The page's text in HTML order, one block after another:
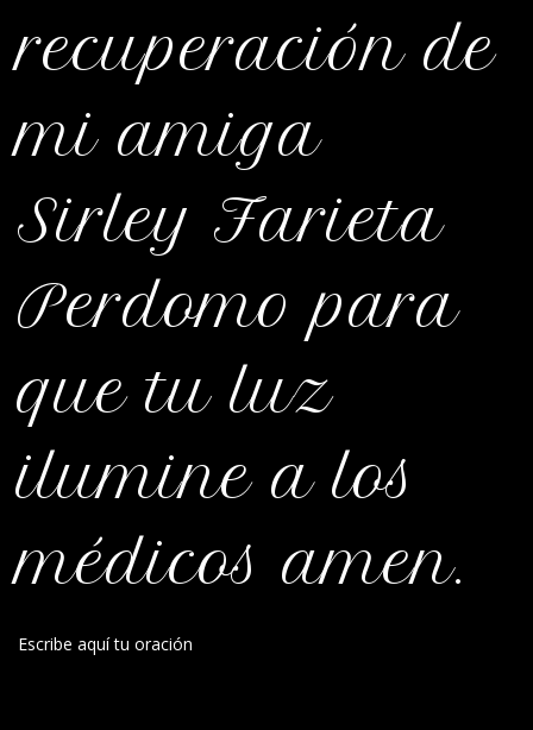
recuperación de
mi amiga
Sirley Farieta
Perdomo para
que tu luz
ilumine a los
médicos amen.
Escribe aquí tu oración